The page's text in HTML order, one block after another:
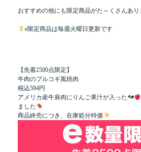
おすすめの他にも限定商品がた～くさんあり
e限定商品は毎週火曜日更新です
【先着2500点限定】
牛肉のプルコギ風焼肉
税込594円
アメリカ産牛肩肉にりんご果汁が入った
ました
商品終売につき、在庫処分特価